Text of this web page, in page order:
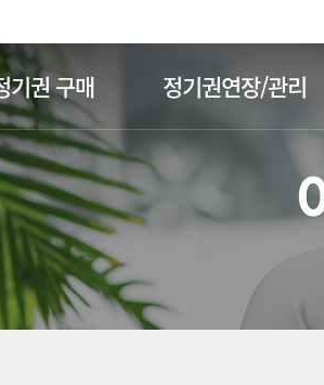
기권 구매 정기권연장/관리